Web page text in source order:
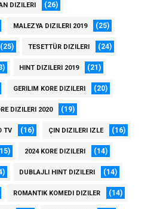
DIZILERI (26)
MALEZYA DIZILERI 2019 (25)
(25) TESETTÜR DIZILERI (24)
HINT DIZILERI 2019 (21)
GERILIM KORE DIZILERI (20)
DIZILERI 2020 (19)
TV (16) ÇIN DIZILERI IZLE (16)
2024 KORE DIZILERI (14)
DUBLAJLI HINT DIZILERI (14)
ROMANTIK KOMEDI DIZILER (14)